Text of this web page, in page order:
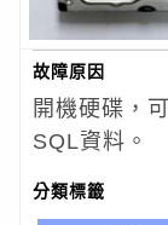
故障原因
開機硬碟，
SQL資料。
分類標籤